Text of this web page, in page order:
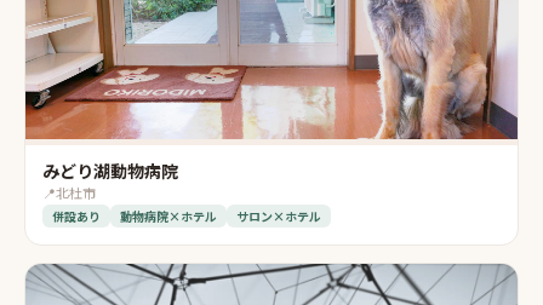
みどり湖動物病院
📍北杜市
併設あり 動物病院×ホテル サロン×ホテル